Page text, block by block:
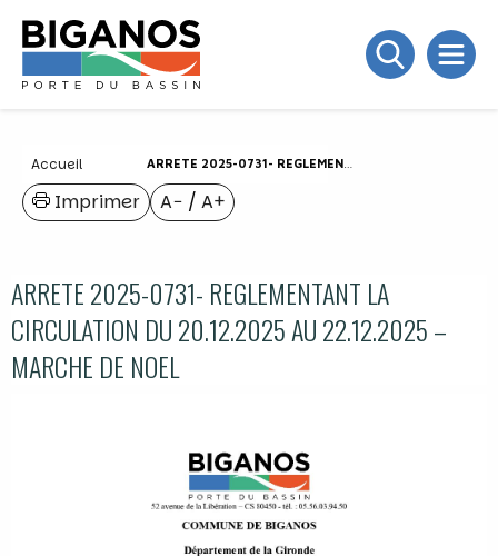
Accueil ARRETE 2025-0731- REGLEMENTANT LA CIRCULATION DU 20.12.2025 AU 22.12.2025 – MARCHE DE NOEL
A− / A+
Imprimer
ARRETE 2025-0731- REGLEMENTANT LA
CIRCULATION DU 20.12.2025 AU 22.12.2025 –
MARCHE DE NOEL